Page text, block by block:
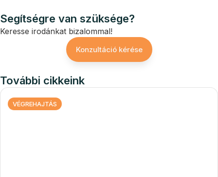
Segítségre van szüksége?
Keresse irodánkat bizalommal!
Konzultáció kérése
További cikkeink
VÉGREHAJTÁS